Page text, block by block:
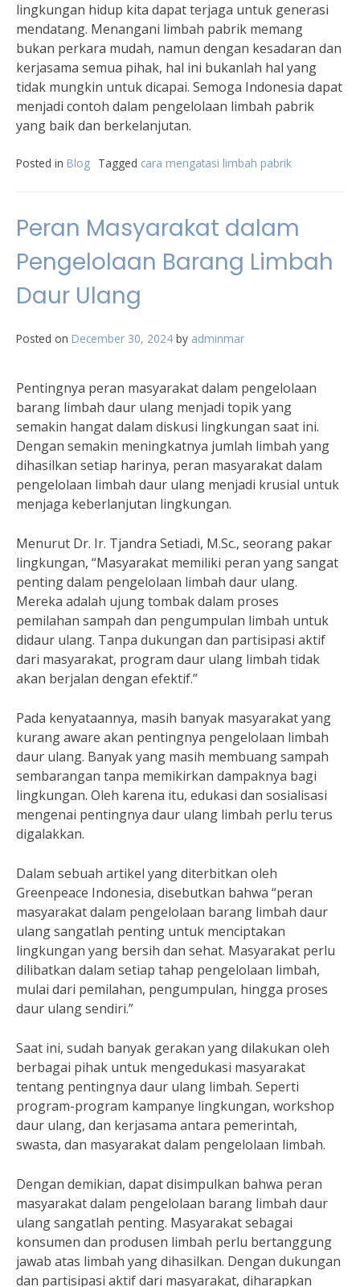
lingkungan hidup kita dapat terjaga untuk generasi
mendatang. Menangani limbah pabrik memang
bukan perkara mudah, namun dengan kesadaran dan
kerjasama semua pihak, hal ini bukanlah hal yang
tidak mungkin untuk dicapai. Semoga Indonesia dapat
menjadi contoh dalam pengelolaan limbah pabrik
yang baik dan berkelanjutan.
Posted in Blog Tagged cara mengatasi limbah pabrik
Peran Masyarakat dalam
Pengelolaan Barang Limbah
Daur Ulang
Posted on December 30, 2024 by adminmar
Pentingnya peran masyarakat dalam pengelolaan
barang limbah daur ulang menjadi topik yang
semakin hangat dalam diskusi lingkungan saat ini.
Dengan semakin meningkatnya jumlah limbah yang
dihasilkan setiap harinya, peran masyarakat dalam
pengelolaan limbah daur ulang menjadi krusial untuk
menjaga keberlanjutan lingkungan.
Menurut Dr. Ir. Tjandra Setiadi, M.Sc., seorang pakar
lingkungan, “Masyarakat memiliki peran yang sangat
penting dalam pengelolaan limbah daur ulang.
Mereka adalah ujung tombak dalam proses
pemilahan sampah dan pengumpulan limbah untuk
didaur ulang. Tanpa dukungan dan partisipasi aktif
dari masyarakat, program daur ulang limbah tidak
akan berjalan dengan efektif.”
Pada kenyataannya, masih banyak masyarakat yang
kurang aware akan pentingnya pengelolaan limbah
daur ulang. Banyak yang masih membuang sampah
sembarangan tanpa memikirkan dampaknya bagi
lingkungan. Oleh karena itu, edukasi dan sosialisasi
mengenai pentingnya daur ulang limbah perlu terus
digalakkan.
Dalam sebuah artikel yang diterbitkan oleh
Greenpeace Indonesia, disebutkan bahwa “peran
masyarakat dalam pengelolaan barang limbah daur
ulang sangatlah penting untuk menciptakan
lingkungan yang bersih dan sehat. Masyarakat perlu
dilibatkan dalam setiap tahap pengelolaan limbah,
mulai dari pemilahan, pengumpulan, hingga proses
daur ulang sendiri.”
Saat ini, sudah banyak gerakan yang dilakukan oleh
berbagai pihak untuk mengedukasi masyarakat
tentang pentingnya daur ulang limbah. Seperti
program-program kampanye lingkungan, workshop
daur ulang, dan kerjasama antara pemerintah,
swasta, dan masyarakat dalam pengelolaan limbah.
Dengan demikian, dapat disimpulkan bahwa peran
masyarakat dalam pengelolaan barang limbah daur
ulang sangatlah penting. Masyarakat sebagai
konsumen dan produsen limbah perlu bertanggung
jawab atas limbah yang dihasilkan. Dengan dukungan
dan partisipasi aktif dari masyarakat, diharapkan